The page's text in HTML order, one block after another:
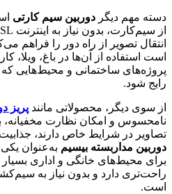
دسته مهم دیگر دوربین سیم کارتی
انتقال تصویر از راه دور را فراهم
است استفاده از آن‌ها در باغ، ویلا،
پروژه‌های ساختمانی و محیط‌هایی که
رایج شود.
از سوی دیگر، محصولاتی مانند پریز
نامحسوس و امکان نظارت مخفیانه،
تصاویر در شرایط خاص دارند، جذابیت
دوربین مداربسته بیسیم به‌عنوان
برای محیط‌های خانگی و اداری
راحت‌تری دارد و بدون نیاز به
است.